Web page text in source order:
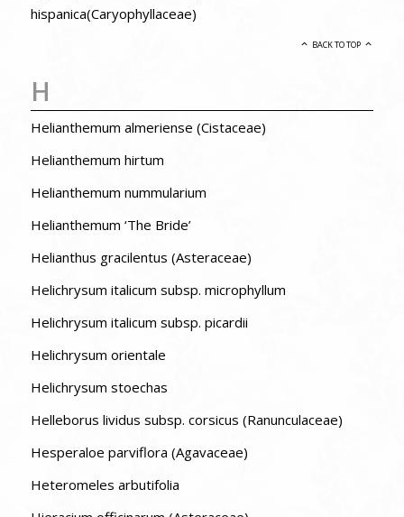
hispanica(Caryophyllaceae)
BACK TO TOP
H
Helianthemum almeriense (Cistaceae)
Helianthemum hirtum
Helianthemum nummularium
Helianthemum ‘The Bride’
Helianthus gracilentus (Asteraceae)
Helichrysum italicum subsp. microphyllum
Helichrysum italicum subsp. picardii
Helichrysum orientale
Helichrysum stoechas
Helleborus lividus subsp. corsicus (Ranunculaceae)
Hesperaloe parviflora (Agavaceae)
Heteromeles arbutifolia